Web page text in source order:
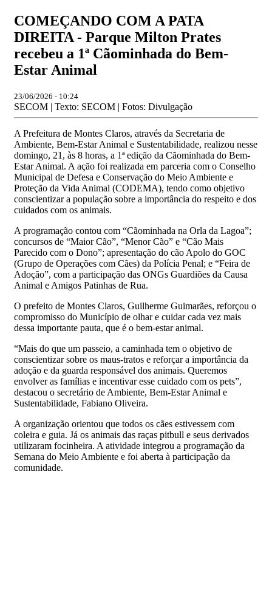
COMEÇANDO COM A PATA
DIREITA - Parque Milton Prates
recebeu a 1ª Cãominhada do Bem-
Estar Animal
23/06/2026 - 10:24
SECOM | Texto: SECOM | Fotos: Divulgação
A Prefeitura de Montes Claros, através da Secretaria de
Ambiente, Bem-Estar Animal e Sustentabilidade, realizou nesse
domingo, 21, às 8 horas, a 1ª edição da Cãominhada do Bem-
Estar Animal. A ação foi realizada em parceria com o Conselho
Municipal de Defesa e Conservação do Meio Ambiente e
Proteção da Vida Animal (CODEMA), tendo como objetivo
conscientizar a população sobre a importância do respeito e dos
cuidados com os animais.
A programação contou com “Cãominhada na Orla da Lagoa”;
concursos de “Maior Cão”, “Menor Cão” e “Cão Mais
Parecido com o Dono”; apresentação do cão Apolo do GOC
(Grupo de Operações com Cães) da Polícia Penal; e “Feira de
Adoção”, com a participação das ONGs Guardiões da Causa
Animal e Amigos Patinhas de Rua.
O prefeito de Montes Claros, Guilherme Guimarães, reforçou o
compromisso do Município de olhar e cuidar cada vez mais
dessa importante pauta, que é o bem-estar animal.
“Mais do que um passeio, a caminhada tem o objetivo de
conscientizar sobre os maus-tratos e reforçar a importância da
adoção e da guarda responsável dos animais. Queremos
envolver as famílias e incentivar esse cuidado com os pets”,
destacou o secretário de Ambiente, Bem-Estar Animal e
Sustentabilidade, Fabiano Oliveira.
A organização orientou que todos os cães estivessem com
coleira e guia. Já os animais das raças pitbull e seus derivados
utilizaram focinheira. A atividade integrou a programação da
Semana do Meio Ambiente e foi aberta à participação da
comunidade.